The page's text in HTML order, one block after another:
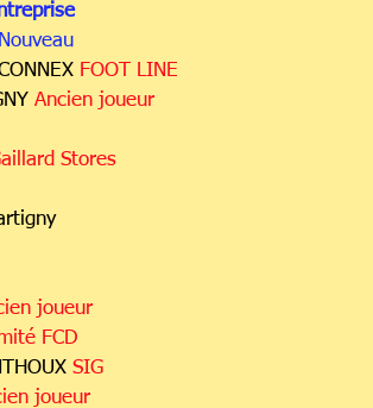
Nouveau
FOOT LINE
Ancien joueur
Stores
joueur
FCD
SIG
joueur